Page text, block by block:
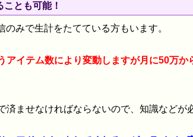
とも可能！
みで生計をたてている方もいます。
イテム数により変動しますが月に50万か
ませなければならないので、知識などが